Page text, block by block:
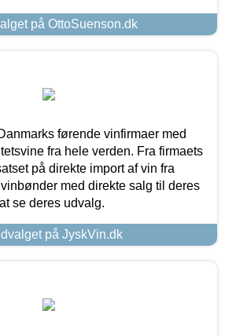
på OttoSuenson.dk
førende vinfirmaer med
fra hele verden. Fra firmaets
på direkte import af vin fra
med direkte salg til deres
se deres udvalg.
på JyskVin.dk